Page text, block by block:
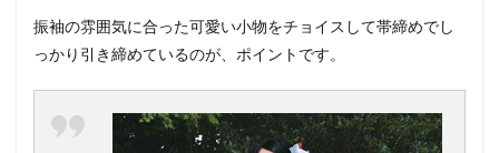
振袖の雰囲気に合った可愛い小物をチョイスして帯締めでし
っかり引き締めているのが、ポイントです。